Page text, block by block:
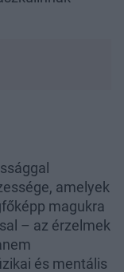
amelyek
magukra
– az érzelmek
és mentális